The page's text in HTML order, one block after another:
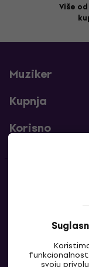
svoju
Više
Muziker
Kupnja
Korisno